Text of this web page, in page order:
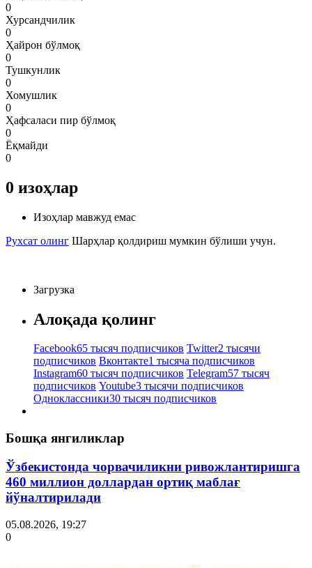
0
Хурсандчилик
0
Ҳайрон бўлмоқ
0
Тушкунлик
0
Хомушлик
0
Ҳафсаласи пир бўлмоқ
0
Ёқмайди
0
0 изоҳлар
Изоҳлар мавжуд емас
Рухсат олинг Шарҳлар қолдириш мумкин бўлиши учун.
Загрузка
Алоқада қолинг
Facebook65 тысяч подписчиков Twitter2 тысячи
подписчиков Вконтакте1 тысяча подписчиков
Instagram60 тысяч подписчиков Telegram57 тысяч
подписчиков Youtube3 тысячи подписчиков
Одноклассники30 тысяч подписчиков
Бошқа янгиликлар
Ўзбекистонда чорвачиликни ривожлантиришга
460 миллион доллардан ортиқ маблағ
йўналтирилади
05.08.2026, 19:27
0